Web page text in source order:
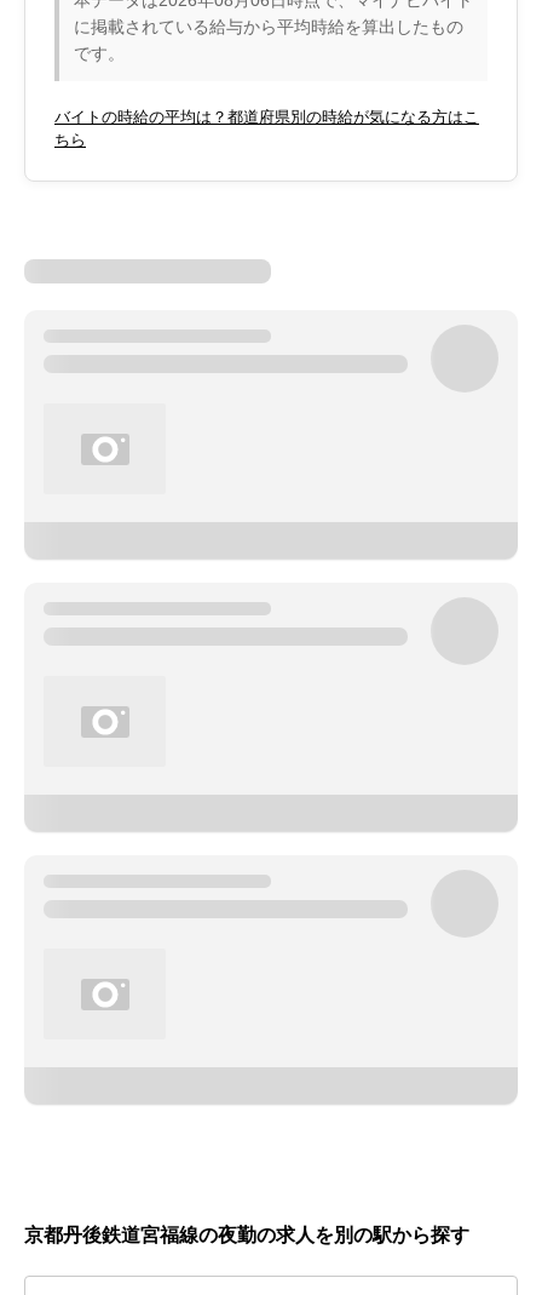
に掲載されている給与から平均時給を算出したもの
です。
バイトの時給の平均は？都道府県別の時給が気になる方はこ
ちら
京都丹後鉄道宮福線の夜勤の求人を別の駅から探す